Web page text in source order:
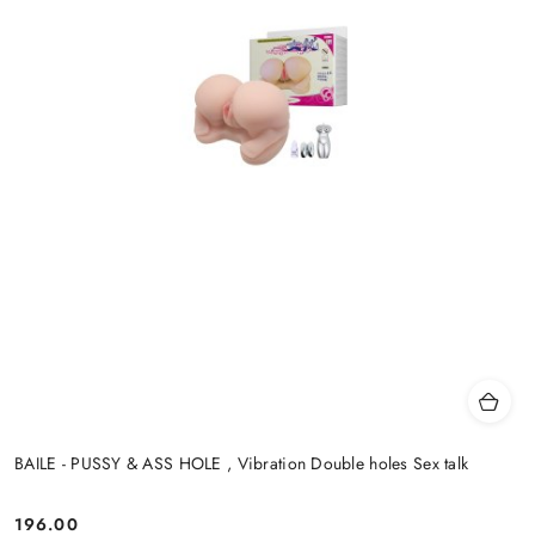
BAILE - PUSSY & ASS HOLE , Vibration Double holes Sex talk
196.00